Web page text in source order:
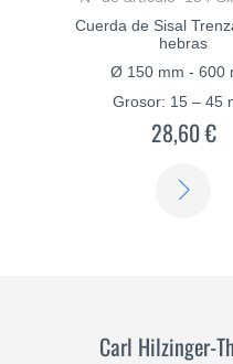
Cuerda de Sisal
hebras
Ø 150 mm - 600
Grosor: 15 – 45
28,60 €
Carl Hilzinger-